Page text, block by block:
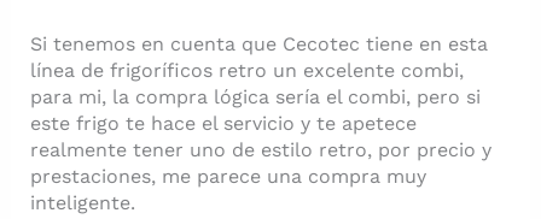
Si tenemos en cuenta que Cecotec tiene en esta
línea de frigoríficos retro un excelente combi,
para mi, la compra lógica sería el combi, pero si
este frigo te hace el servicio y te apetece
realmente tener uno de estilo retro, por precio y
prestaciones, me parece una compra muy
inteligente.